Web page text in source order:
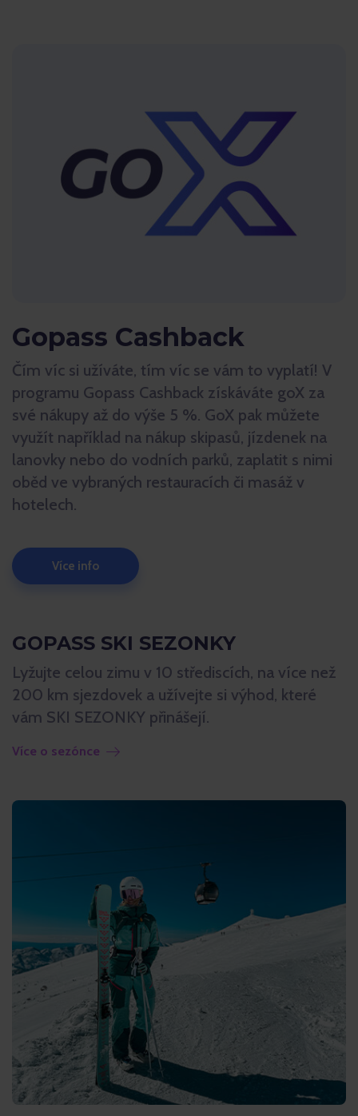
Gopass Cashback
Čím víc si užíváte, tím víc se vám to vyplatí! V
programu Gopass Cashback získáváte goX za
své nákupy až do výše 5 %. GoX pak můžete
využít například na nákup skipasů, jízdenek na
lanovky nebo do vodních parků, zaplatit s nimi
oběd ve vybraných restauracích či masáž v
hotelech.
Více info
GOPASS SKI SEZONKY
Lyžujte celou zimu v 10 střediscích, na více než
200 km sjezdovek a užívejte si výhod, které
vám SKI SEZONKY přinášejí.
Více o sezónce